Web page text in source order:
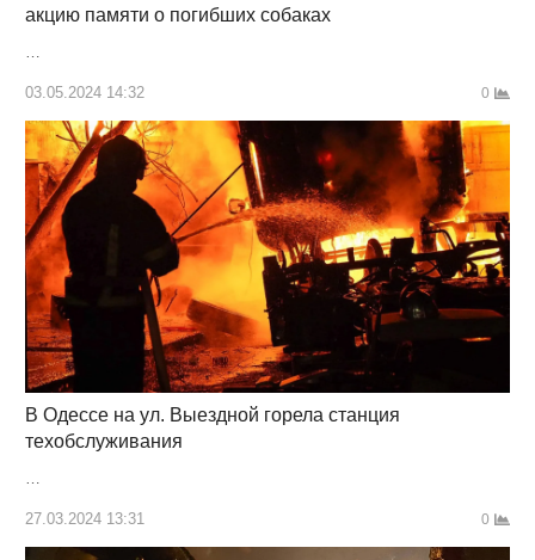
акцию памяти о погибших собаках
03.05.2024 14:32 0
В Одессе на ул. Выездной горела станция
техобслуживания
…
27.03.2024 13:31 0